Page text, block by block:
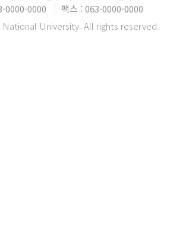
0000-0000
팩스 : 063-0000-0000
University. All rights reserved.